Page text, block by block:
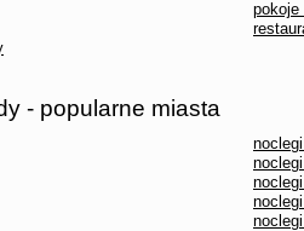
pokoje
- popularne miasta